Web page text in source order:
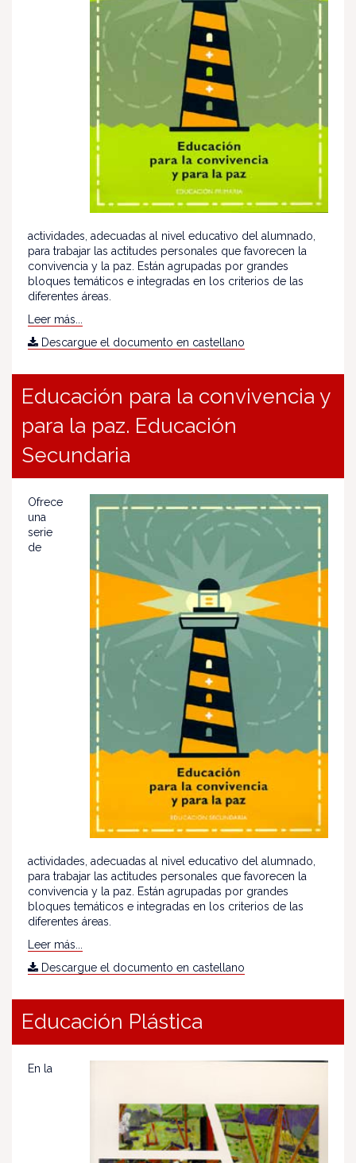
actividades, adecuadas al nivel educativo del alumnado,
para trabajar las actitudes personales que favorecen la
convivencia y la paz. Están agrupadas por grandes
bloques temáticos e integradas en los criterios de las
diferentes áreas.
Leer más...
Descargue el documento en castellano
Educación para la convivencia y
para la paz. Educación
Secundaria
Ofrece
una
serie
de
actividades, adecuadas al nivel educativo del alumnado,
para trabajar las actitudes personales que favorecen la
convivencia y la paz. Están agrupadas por grandes
bloques temáticos e integradas en los criterios de las
diferentes áreas.
Leer más...
Descargue el documento en castellano
Educación Plástica
En la